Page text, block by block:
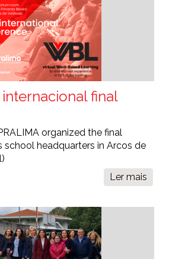
final
organized the final
headquarters in Arcos de
Ler mais